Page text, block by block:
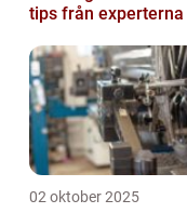
tips från experterna
02 oktober 2025